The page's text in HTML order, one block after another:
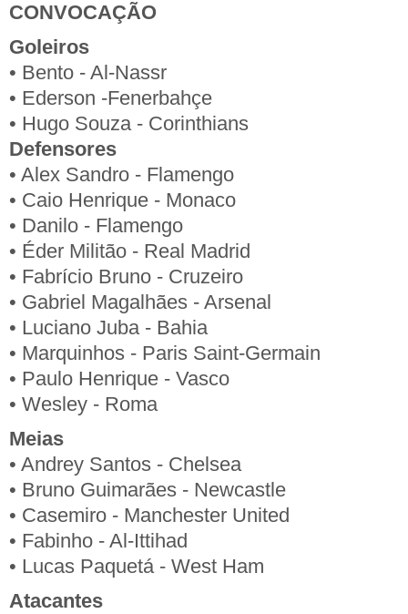
CONVOCAÇÃO
Goleiros
• Bento - Al-Nassr
• Ederson -Fenerbahçe
• Hugo Souza - Corinthians
Defensores
• Alex Sandro - Flamengo
• Caio Henrique - Monaco
• Danilo - Flamengo
• Éder Militão - Real Madrid
• Fabrício Bruno - Cruzeiro
• Gabriel Magalhães - Arsenal
• Luciano Juba - Bahia
• Marquinhos - Paris Saint-Germain
• Paulo Henrique - Vasco
• Wesley - Roma
Meias
• Andrey Santos - Chelsea
• Bruno Guimarães - Newcastle
• Casemiro - Manchester United
• Fabinho - Al-Ittihad
• Lucas Paquetá - West Ham
Atacantes